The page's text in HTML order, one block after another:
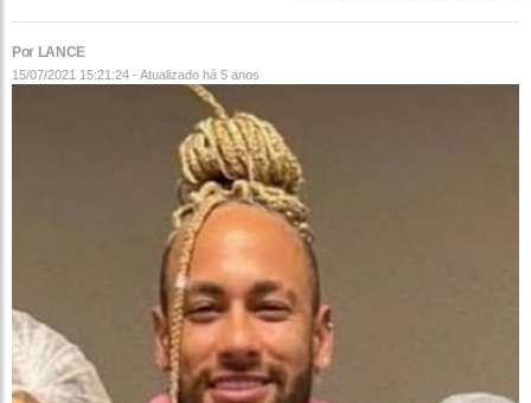
Por LANCE
15/07/2021 15:21:24 - Atualizado há 5 anos